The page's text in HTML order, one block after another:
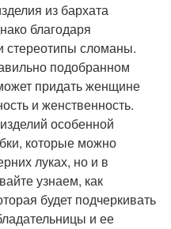
из бархата
благодаря
стереотипы сломаны.
подобранном
придать женщине
и женственность.
особенной
которые можно
луках, но и в
узнаем, как
будет подчеркивать
и ее